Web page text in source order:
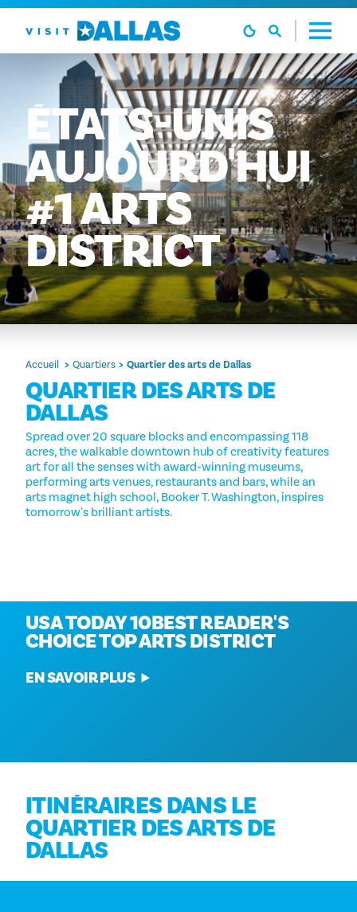
Aller directement au contenu
ÉTATS-UNIS
AUJOURD'HUI
#1ARTS
DISTRICT
Accueil Quartiers Quartier des arts de Dallas
QUARTIER DES ARTS DE
DALLAS
Spread over 20 square blocks and encompassing 118
acres, the walkable downtown hub of creativity features
art for all the senses with award-winning museums,
performing arts venues, restaurants and bars, while an
arts magnet high school, Booker T. Washington, inspires
tomorrow's brilliant artists.
USA TODAY 10BEST READER'S
CHOICE TOP ARTS DISTRICT
EN SAVOIR PLUS
ITINÉRAIRES DANS LE
QUARTIER DES ARTS DE
DALLAS